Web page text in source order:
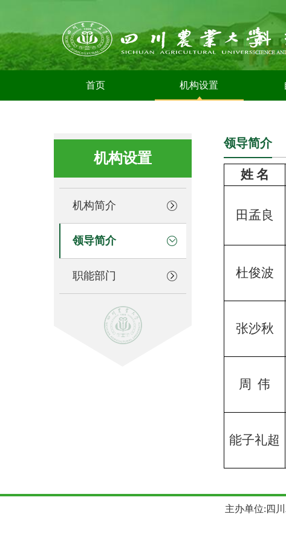
首页 机构设置
机构设置
机构简介
领导简介
职能部门
领导简介
姓 名
田孟良
杜俊波
张沙秋
周 伟
能子礼超
主办单位:四